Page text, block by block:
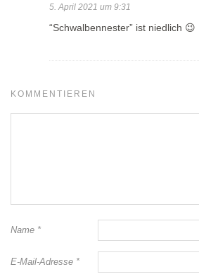
5. April 2021 um 9:31
“Schwalbennester” ist niedlich 😉
KOMMENTIEREN
Name *
E-Mail-Adresse *